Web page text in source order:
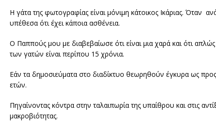
Η γάτα της φωτογραφίας είναι μόνιμη κάτοικος Ικάριας. Όταν
υπέθεσα ότι έχει κάποια ασθένεια.
Ο Παππούς μου με διαβεβαίωσε ότι είναι μια χαρά και ότι
των γατών είναι περίπου 15 χρόνια.
Εάν τα δημοσιεύματα στο διαδίκτυο θεωρηθούν έγκυρα ως
ετών.
Πηγαίνοντας κόντρα στην ταλαιπωρία της υπαίθρου και στις
μακροβιότητας.